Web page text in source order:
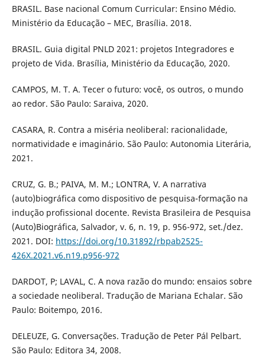
BRASIL. Base nacional Comum Curricular: Ensino Médio.
Ministério da Educação – MEC, Brasília. 2018.
BRASIL. Guia digital PNLD 2021: projetos Integradores e
projeto de Vida. Brasília, Ministério da Educação, 2020.
CAMPOS, M. T. A. Tecer o futuro: você, os outros, o mundo
ao redor. São Paulo: Saraiva, 2020.
CASARA, R. Contra a miséria neoliberal: racionalidade,
normatividade e imaginário. São Paulo: Autonomia Literária,
2021.
CRUZ, G. B.; PAIVA, M. M.; LONTRA, V. A narrativa
(auto)biográfica como dispositivo de pesquisa-formação na
indução profissional docente. Revista Brasileira de Pesquisa
(Auto)Biográfica, Salvador, v. 6, n. 19, p. 956-972, set./dez.
2021. DOI: https://doi.org/10.31892/rbpab2525-
426X.2021.v6.n19.p956-972
DARDOT, P; LAVAL, C. A nova razão do mundo: ensaios sobre
a sociedade neoliberal. Tradução de Mariana Echalar. São
Paulo: Boitempo, 2016.
DELEUZE, G. Conversações. Tradução de Peter Pál Pelbart.
São Paulo: Editora 34, 2008.